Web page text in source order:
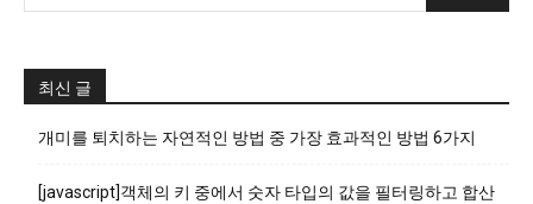
최신 글
개미를 퇴치하는 자연적인 방법 중 가장 효과적인 방법 6가지
[javascript]객체의 키 중에서 숫자 타입의 값을 필터링하고 합산